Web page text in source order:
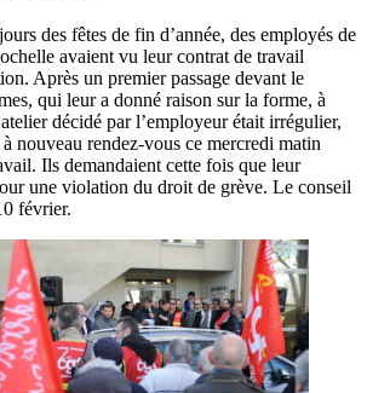
des fêtes de fin d’année, des employés de
avaient vu leur contrat de travail
Après un premier passage devant le
qui leur a donné raison sur la forme, à
décidé par l’employeur était irrégulier,
nouveau rendez-vous ce mercredi matin
Ils demandaient cette fois que leur
une violation du droit de grève. Le conseil
février.